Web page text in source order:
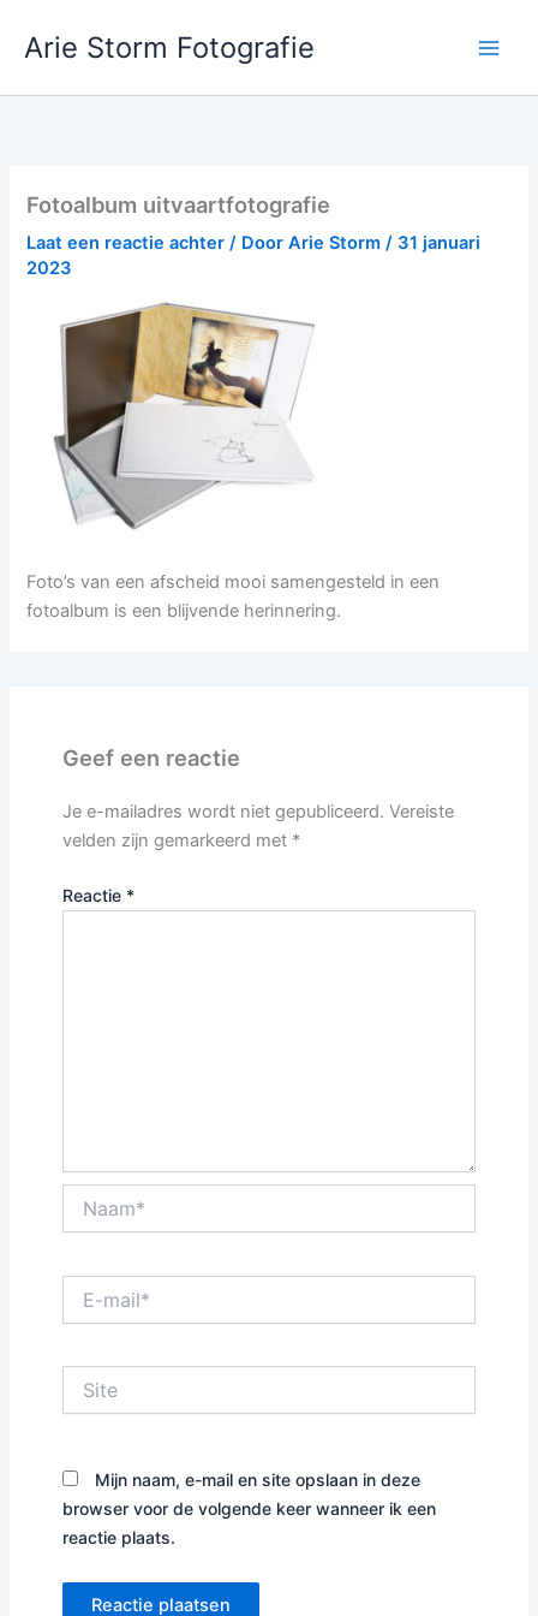
naar
inhoud
Arie Storm Fotografie
Fotoalbum uitvaartfotografie
Laat een reactie achter / DoorArie Storm/ 31 januari
2023
Foto’s van een afscheid mooi samengesteld in een
fotoalbum is een blijvende herinnering.
Geef een reactie
Je e-mailadres wordt niet gepubliceerd. Vereiste
velden zijn gemarkeerd met *
Reactie *
mail*
Mijn naam, e-mail en site opslaan in deze
browser voor de volgende keer wanneer ik een
reactie plaats.